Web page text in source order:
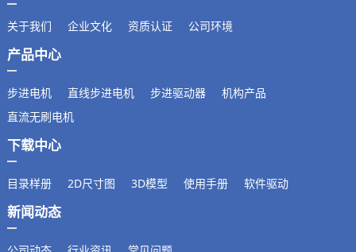
关于我们 企业文化 资质认证 公司环境
产品中心
步进电机 直线步进电机 步进驱动器
机构产品
直流无刷电机
下载中心
目录样册 2D尺寸图 3D模型 使用手册 软件驱动
新闻动态